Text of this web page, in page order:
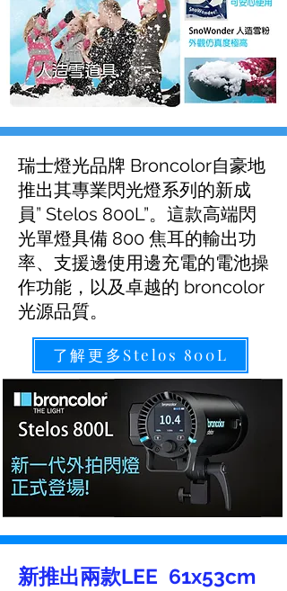
瑞士燈光品牌 Broncolor自豪地
推出其專業閃光燈系列的新成
員” Stelos 800L”。這款高端閃
光單燈具備 800 焦耳的輸出功
率、支援邊使用邊充電的電池操
作功能，以及卓越的 broncolor
光源品質。
了解更多Stelos 800L
新推出兩款LEE 61x53cm